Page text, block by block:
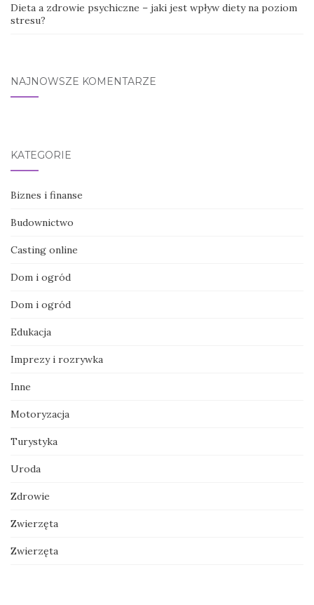
Dieta a zdrowie psychiczne – jaki jest wpływ diety na poziom
stresu?
NAJNOWSZE KOMENTARZE
KATEGORIE
Biznes i finanse
Budownictwo
Casting online
Dom i ogród
Dom i ogród
Edukacja
Imprezy i rozrywka
Inne
Motoryzacja
Turystyka
Uroda
Zdrowie
Zwierzęta
Zwierzęta